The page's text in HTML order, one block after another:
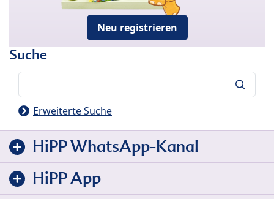
Neu registrieren
Suche
Erweiterte Suche
HiPP WhatsApp-Kanal
HiPP App